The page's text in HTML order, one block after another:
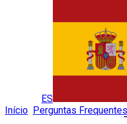
ES
Início Perguntas Frequentes